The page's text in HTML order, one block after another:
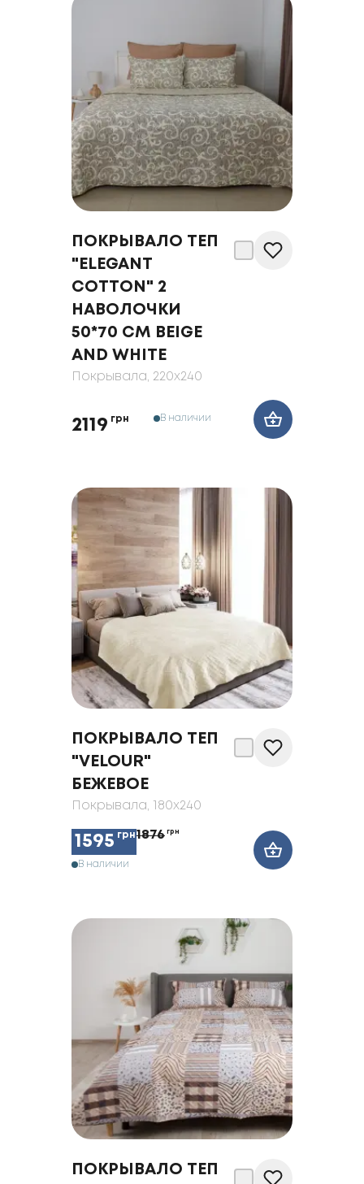
ПОКРЫВАЛО ТЕП
"ELEGANT
COTTON" 2
НАВОЛОЧКИ
50*70 СМ BEIGE
AND WHITE
Покрывала, 220x240
2119 грн В наличии
ПОКРЫВАЛО ТЕП
"VELOUR"
БЕЖЕВОЕ
Покрывала, 180x240
1595 грн1876 грн
В наличии
ПОКРЫВАЛО ТЕП